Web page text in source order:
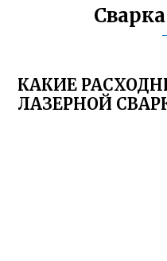
КАКИЕ
ЛАЗЕРНОЙ